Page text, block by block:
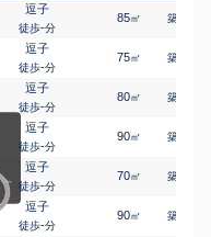
逗子
徒歩-分
85㎡ 築
逗子
徒歩-分
75㎡ 築
逗子
徒歩-分
80㎡ 築
逗子
徒歩-分
90㎡ 築
逗子
徒歩-分
70㎡ 築
逗子
徒歩-分
90㎡ 築